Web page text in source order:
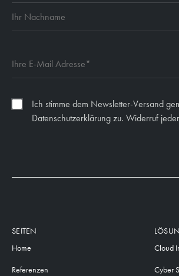
Ich stimme dem Newsletter-Versand
Datenschutzerklärung zu. Widerruf
SEITEN
Home
Referenzen
Cloud
Cyber